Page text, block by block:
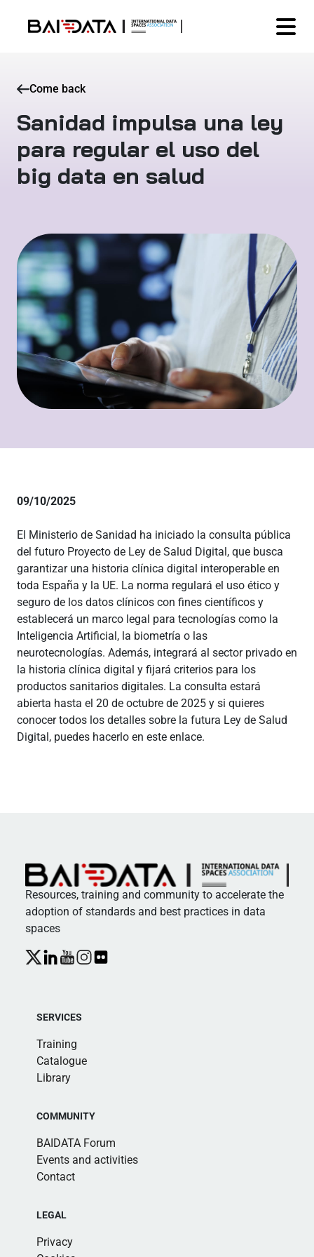
Come back
Sanidad impulsa una ley
para regular el uso del
big data en salud
09/10/2025
El Ministerio de Sanidad ha iniciado la consulta pública
del futuro Proyecto de Ley de Salud Digital, que busca
garantizar una historia clínica digital interoperable en
toda España y la UE. La norma regulará el uso ético y
seguro de los datos clínicos con fines científicos y
establecerá un marco legal para tecnologías como la
Inteligencia Artificial, la biometría o las
neurotecnologías. Además, integrará al sector privado en
la historia clínica digital y fijará criterios para los
productos sanitarios digitales. La consulta estará
abierta hasta el 20 de octubre de 2025 y si quieres
conocer todos los detalles sobre la futura Ley de Salud
Digital, puedes hacerlo en este enlace.
Resources, training and community to accelerate the
adoption of standards and best practices in data
spaces
SERVICES
Training
Catalogue
Library
COMMUNITY
BAIDATA Forum
Events and activities
Contact
LEGAL
Privacy